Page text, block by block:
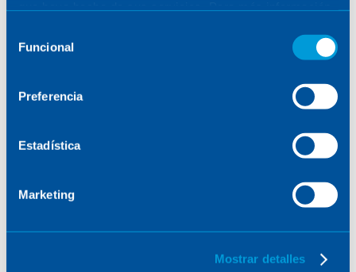
Funcional
Preferencia
Estadística
Marketing
Mostrar detalles